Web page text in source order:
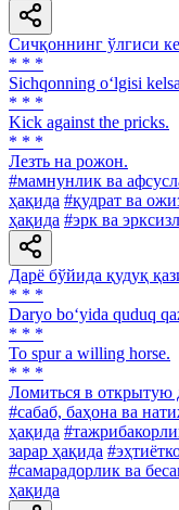
Сичқоннинг ўлгиси
* * *
Sichqonning o‘lgisi
* * *
Kick against the pricks.
* * *
Лезть на рожон.
#мамнунлик ва
ҳақида #қудрат ва
ҳақида #эрк ва
Дарё бўйида қудуқ
* * *
Daryo bo‘yida quduq
* * *
To spur a willing horse.
* * *
Ломиться в открытую
#сабаб, баҳона ва
ҳақида
зарар ҳақида
#самарадорлик ва
ҳақида